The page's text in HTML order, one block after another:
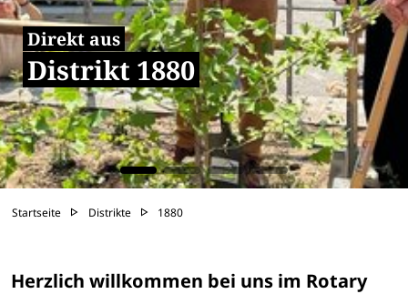
Direkt aus
Distrikt 1880
Startseite Distrikte 1880
Herzlich willkommen bei uns im Rotary